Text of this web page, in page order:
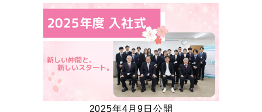
2025年4月9日公開